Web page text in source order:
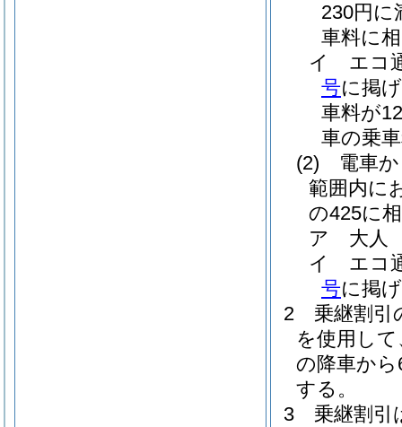
230円に
車料に
イ
エコ
号に掲
車料が
車の乗
(2)
電車
範囲内に
の425に
ア
大人
イ
エコ
号に掲
2
乗継割引
を使用し
の降車か
する。
3
乗継割引